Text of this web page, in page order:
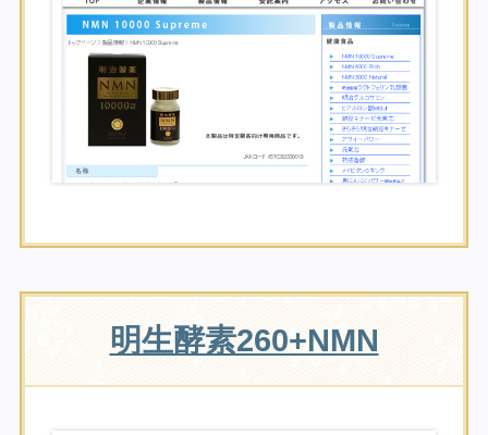
明生酵素260+NMN